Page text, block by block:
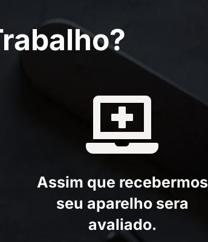

Assim que recebermos
seu aparelho sera
avaliado.